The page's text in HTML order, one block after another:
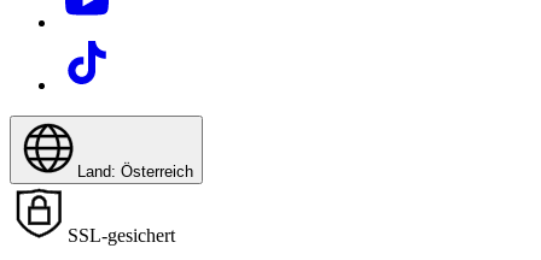
Land: Österreich
SSL-gesichert